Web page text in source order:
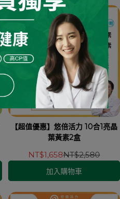
【超值優惠】悠倍活力 10合1亮晶
葉黃素2盒
NT$1,658NT$2,580
加入購物車